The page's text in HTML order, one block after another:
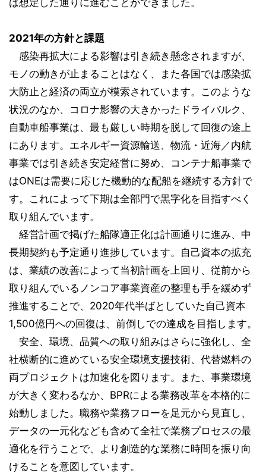
は想定した通りに進むことができました。
2021年の方針と課題
感染再拡大による影響は引き続き懸念されますが、
モノの動きが止まることはなく、また各国では感染拡
大防止と経済の両立が模索されています。このような
状況のなか、コロナ影響の大きかったドライバルク、
自動車船事業は、最も厳しい時期を脱して回復の途上
にあります。エネルギー資源輸送、物流・近海／内航
事業では引き続き安定経営に努め、コンテナ船事業で
はONEは需要に応じた機動的な配船を継続する方針で
す。これによって下期は全部門で黒字化を目指すべく
取り組んでいます。
経営計画で掲げた船隊適正化は計画通りに進み、中
長期契約も予定通り進捗しています。自己資本の拡充
は、業績の改善によって当初計画を上回り、従前から
取り組んでいるノンコア事業資産の整理も手を緩めず
推進することで、2020年代半ばとしていた自己資本
1,500億円への回復は、前倒しでの達成を目指します。
安全、環境、品質への取り組みはさらに強化し、全
社横断的に進めている安全環境支援技術、代替燃料の
両プロジェクトは加速化を図ります。また、事業環境
が大きく変わるなか、BPRによる業務改革を本格的に
始動しました。職務や業務フローを足元から見直し、
データの一元化なども含めて全社で業務プロセスの最
適化を行うことで、より創造的な業務に時間を振り向
けることを意図しています。